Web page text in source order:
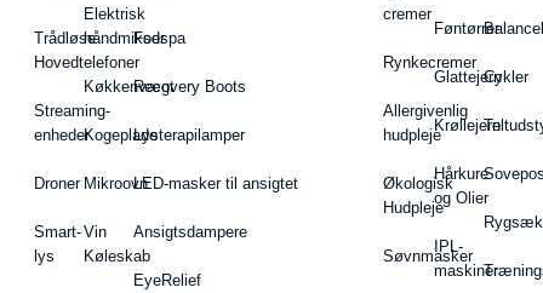
Trådløse
Hovedtelefoner
Streaming-
enheder
Droner
Smart-
lys
Elektrisk
håndmikser
Køkkenvægt
Kogeplade
Mikroovn
Vin
Køleskab
Fodspa
Recovery Boots
Lysterapilamper
LED-masker til ansigtet
Ansigtsdampere
EyeRelief
cremer
Rynkecremer
Allergivenlig
hudpleje
Økologisk
Hudpleje
Søvnmasker
Føntørrer
Glattejern
Krøllejern
Hårkure
og Olier
IPL-
maskiner
Cykler